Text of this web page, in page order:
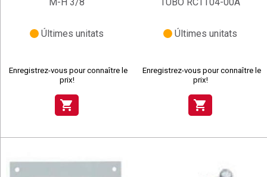
Últimes unitats
Enregistrez-vous pour connaître le
prix!
shopping_cart
Últimes unitats
Enregistrez-vous pour connaître le
prix!
shopping_cart